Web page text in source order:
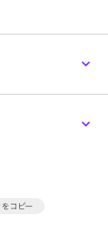
出張など様々な
！（完全防水で